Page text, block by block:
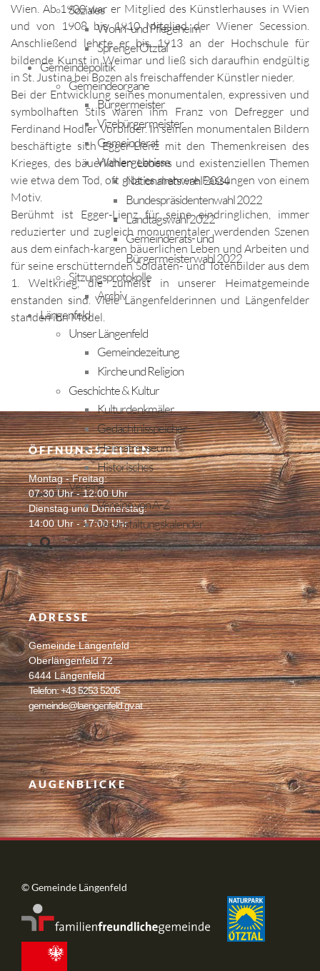
Soziales
Wohn- und Pflegeheim
Sprengel Ötztal
Gemeindepolitik
Gemeindeorgane
Bürgermeister
Vizebürgermeister
Gemeinderat
Wahlergebnisse
Nationalratswahl 2024
Bundespräsidentenwahl 2022
Landtagswahl 2022
Gemeinderats- und
Bürgermeisterwahl 2022
Sitzungsprotokolle
Archiv
Längenfeld
Unser Längenfeld
Gemeindezeitung
Kirche und Religion
Geschichte & Kultur
Kulturdenkmäler
Gedächtnisspeicher
Heimatmuseum
Historisches
Vereine
Vereine von A-Z
Veranstaltungskalender
Wien. Ab 1900 war er Mitglied des Künstlerhauses in Wien
und von 1908 bis 1910 Mitglied der Wiener Secession.
Anschließend lehrte er bis 1913 an der Hochschule für
bildende Kunst in Weimar und ließ sich daraufhin endgültig
in St. Justina bei Bozen als freischaffender Künstler nieder.
Bei der Entwicklung seines monumentalen, expressiven und
symbolhaften Stils waren ihm Franz von Defregger und
Ferdinand Hodler Vorbilder. In seinen monumentalen Bildern
beschäftigte sich Egger-Lienz mit den Themenkreisen des
Krieges, des bäuerlichen Lebens und existenziellen Themen
wie etwa dem Tod, oft gibt es mehrere Fassungen von einem
Motiv.
Berühmt ist Egger-Lienz für seine eindringlichen, immer
reduzierter und zugleich monumentaler werdenden Szenen
aus dem einfach-kargen bäuerlichen Leben und Arbeiten und
für seine erschütternden Soldaten- und Totenbilder aus dem
1. Weltkrieg, die zumeist in unserer Heimatgemeinde
enstanden sind. Viele Längenfelderinnen und Längenfelder
standen ihn Model.
ÖFFNUNGSZEITEN
Montag - Freitag:
07:30 Uhr - 12:00 Uhr
Dienstag und Donnerstag:
14:00 Uhr - 17:00 Uhr
ADRESSE
Gemeinde Längenfeld
Oberlängenfeld 72
6444 Längenfeld
Telefon: +43 5253 5205
gemeinde@laengenfeld.gv.at
AUGENBLICKE
© Gemeinde Längenfeld